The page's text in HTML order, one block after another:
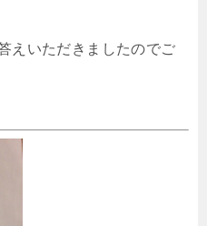
えいただきましたのでご